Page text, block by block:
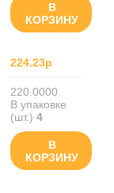
В
КОРЗИНУ
224.23р
220.0000
В упаковке
(шт.)4
В
КОРЗИНУ